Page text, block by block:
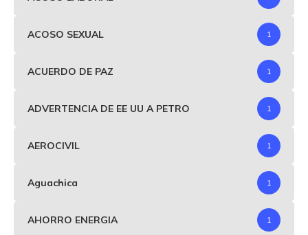
ACOSO SEXUAL 1
ACUERDO DE PAZ 1
ADVERTENCIA DE EE UU A PETRO 1
AEROCIVIL 1
Aguachica 1
AHORRO ENERGIA 1